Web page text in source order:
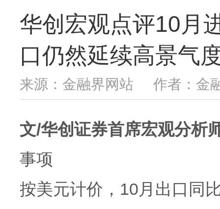
华创宏观点评10月
口仍然延续高景气
来源：金融界网站 作者：金
文/华创证券首席宏观分析
事项
按美元计价，10月出口同